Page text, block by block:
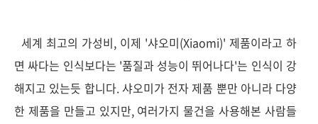
세계 최고의 가성비, 이제 '샤오미(Xiaomi)' 제품이라고 하
면 싸다는 인식보다는 '품질과 성능이 뛰어나다'는 인식이 강
해지고 있는듯 합니다. 샤오미가 전자 제품 뿐만 아니라 다양
한 제품을 만들고 있지만, 여러가지 물건을 사용해본 사람들